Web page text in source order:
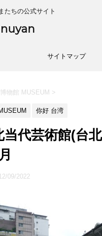
たちの公式サイト
サイトマップ
博物館 MUSEUM >
你好 台湾
当代芸術館(台
09/2022